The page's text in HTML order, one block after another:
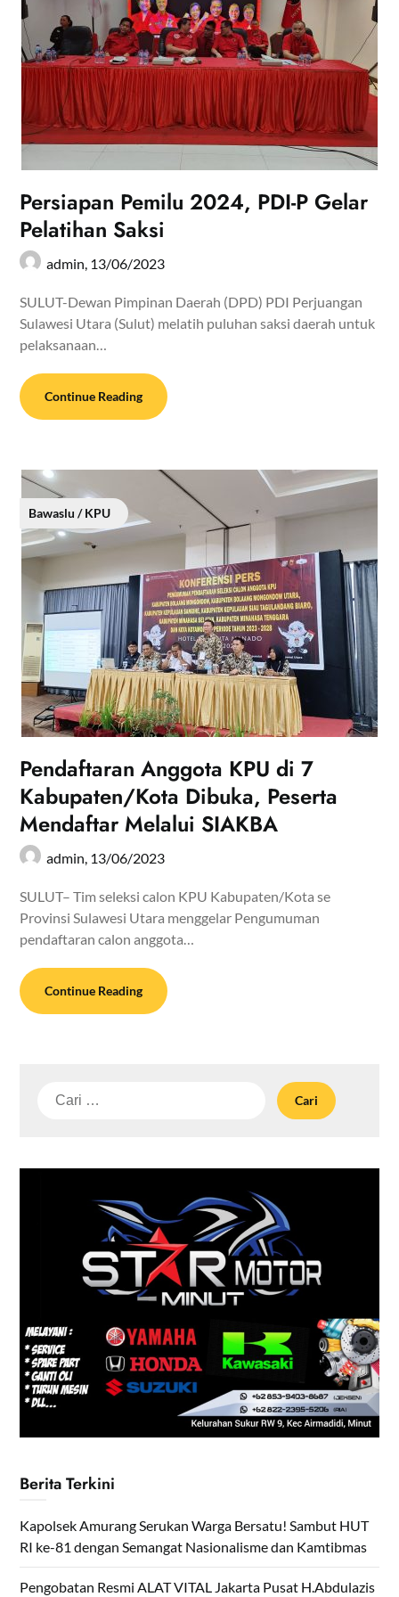
Persiapan Pemilu 2024, PDI-P Gelar
Pelatihan Saksi
admin, 13/06/2023
SULUT-Dewan Pimpinan Daerah (DPD) PDI Perjuangan
Sulawesi Utara (Sulut) melatih puluhan saksi daerah untuk
pelaksanaan…
Continue Reading
Bawaslu / KPU
Pendaftaran Anggota KPU di 7
Kabupaten/Kota Dibuka, Peserta
Mendaftar Melalui SIAKBA
admin, 13/06/2023
SULUT– Tim seleksi calon KPU Kabupaten/Kota se
Provinsi Sulawesi Utara menggelar Pengumuman
pendaftaran calon anggota…
Continue Reading
Cari
Berita Terkini
Kapolsek Amurang Serukan Warga Bersatu! Sambut HUT
RI ke-81 dengan Semangat Nasionalisme dan Kamtibmas
Pengobatan Resmi ALAT VITAL Jakarta Pusat H.Abdulazis